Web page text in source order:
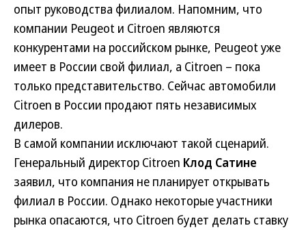
опыт руководства филиалом. Напомним, что
компании Peugeot и Citroen являются
конкурентами на российском рынке, Peugeot уже
имеет в России свой филиал, а Citroen – пока
только представительство. Сейчас автомобили
Citroen в России продают пять независимых
дилеров.
В самой компании исключают такой сценарий.
Генеральный директор Citroen Клод Сатине
заявил, что компания не планирует открывать
филиал в России. Однако некоторые участники
рынка опасаются, что Citroen будет делать ставку